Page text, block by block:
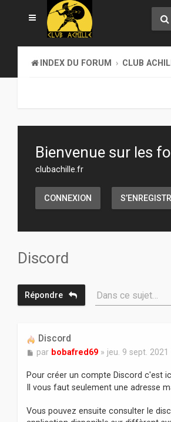
INDEX DU FORUM CLUB
Bienvenue sur les
clubachille.fr
CONNEXION
Discord
Répondre Dans ce sujet…
Discord
M
s
s
a
e
par bobafred69» jeu. 9 sept. 2021
Pour créer un compte Discord c'est
Il vous faut seulement une adresse
Vous pouvez ensuite consulter le